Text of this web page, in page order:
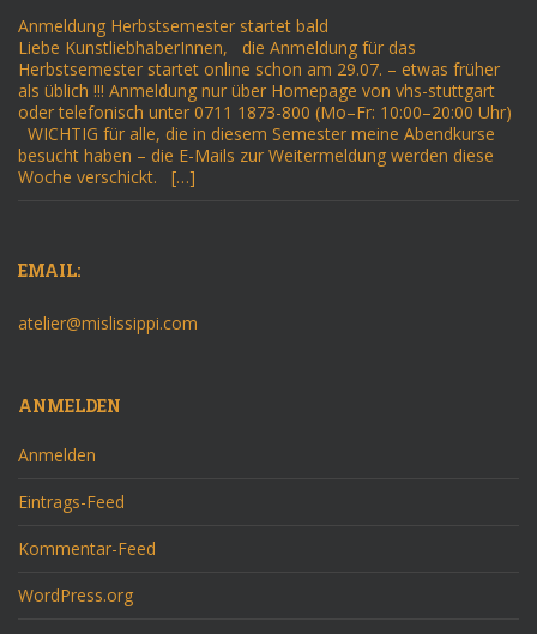
Anmeldung Herbstsemester startet bald
Liebe KunstliebhaberInnen, die Anmeldung für das
Herbstsemester startet online schon am 29.07. – etwas früher
als üblich !!! Anmeldung nur über Homepage von vhs-stuttgart
oder telefonisch unter 0711 1873-800 (Mo–Fr: 10:00–20:00 Uhr)
WICHTIG für alle, die in diesem Semester meine Abendkurse
besucht haben – die E-Mails zur Weitermeldung werden diese
Woche verschickt. […]
EMAIL:
atelier@mislissippi.com
ANMELDEN
Anmelden
Eintrags-Feed
Kommentar-Feed
WordPress.org